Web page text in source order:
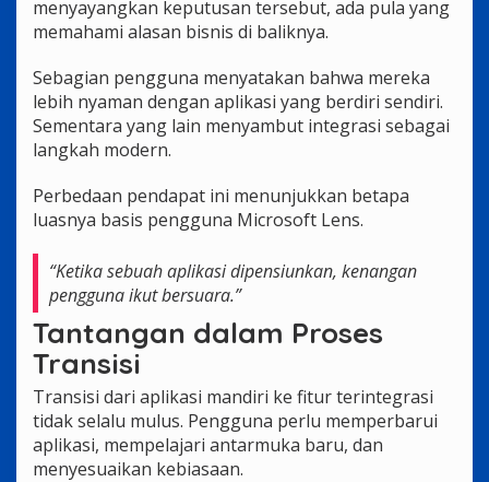
menyayangkan keputusan tersebut, ada pula yang
memahami alasan bisnis di baliknya.
Sebagian pengguna menyatakan bahwa mereka
lebih nyaman dengan aplikasi yang berdiri sendiri.
Sementara yang lain menyambut integrasi sebagai
langkah modern.
Perbedaan pendapat ini menunjukkan betapa
luasnya basis pengguna Microsoft Lens.
“Ketika sebuah aplikasi dipensiunkan, kenangan
pengguna ikut bersuara.”
Tantangan dalam Proses
Transisi
Transisi dari aplikasi mandiri ke fitur terintegrasi
tidak selalu mulus. Pengguna perlu memperbarui
aplikasi, mempelajari antarmuka baru, dan
menyesuaikan kebiasaan.